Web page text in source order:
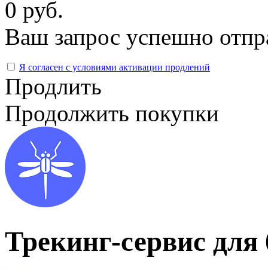
0 руб.
Ваш запрос успешно
Я согласен с условиями активации продлений
Продлить
Продолжить покупки
Трекинг-сервис для